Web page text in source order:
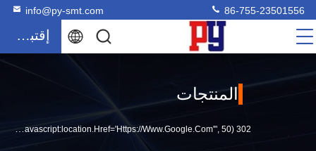
info@py-smt.com 86-755-23501556
إقتباس
المنتجات